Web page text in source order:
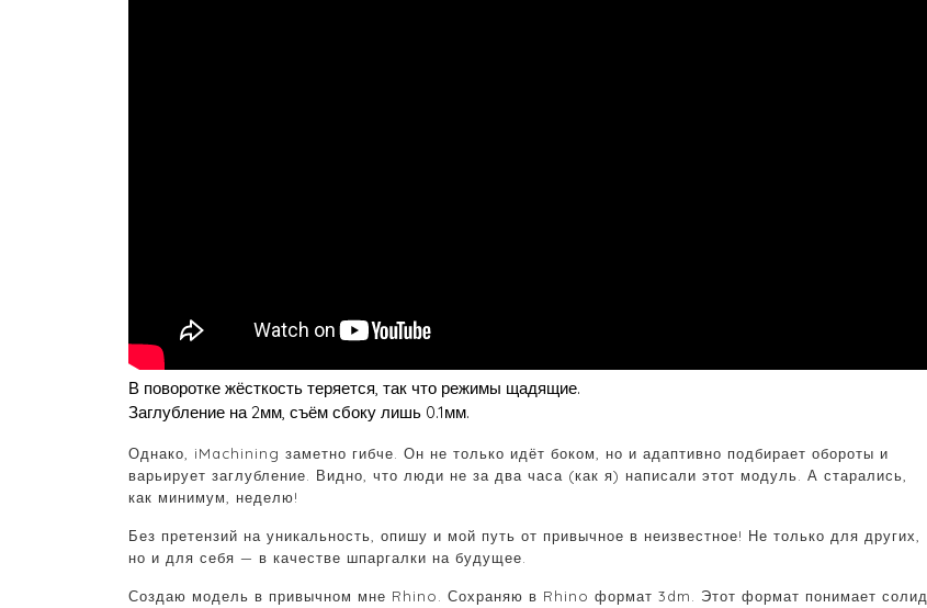
В поворотке жёсткость теряется, так что режимы щадящие.
Заглубление на 2мм, съём сбоку лишь 0.1мм.
Однако, iMachining заметно гибче. Он не только идёт боком, но и адаптивно подбирает обороты и
варьирует заглубление. Видно, что люди не за два часа (как я) написали этот модуль. А старались,
как минимум, неделю!
Без претензий на уникальность, опишу и мой путь от привычное в неизвестное! Не только для других,
но и для себя — в качестве шпаргалки на будущее.
Создаю модель в привычном мне Rhino. Сохраняю в Rhino формат 3dm. Этот формат понимает солид